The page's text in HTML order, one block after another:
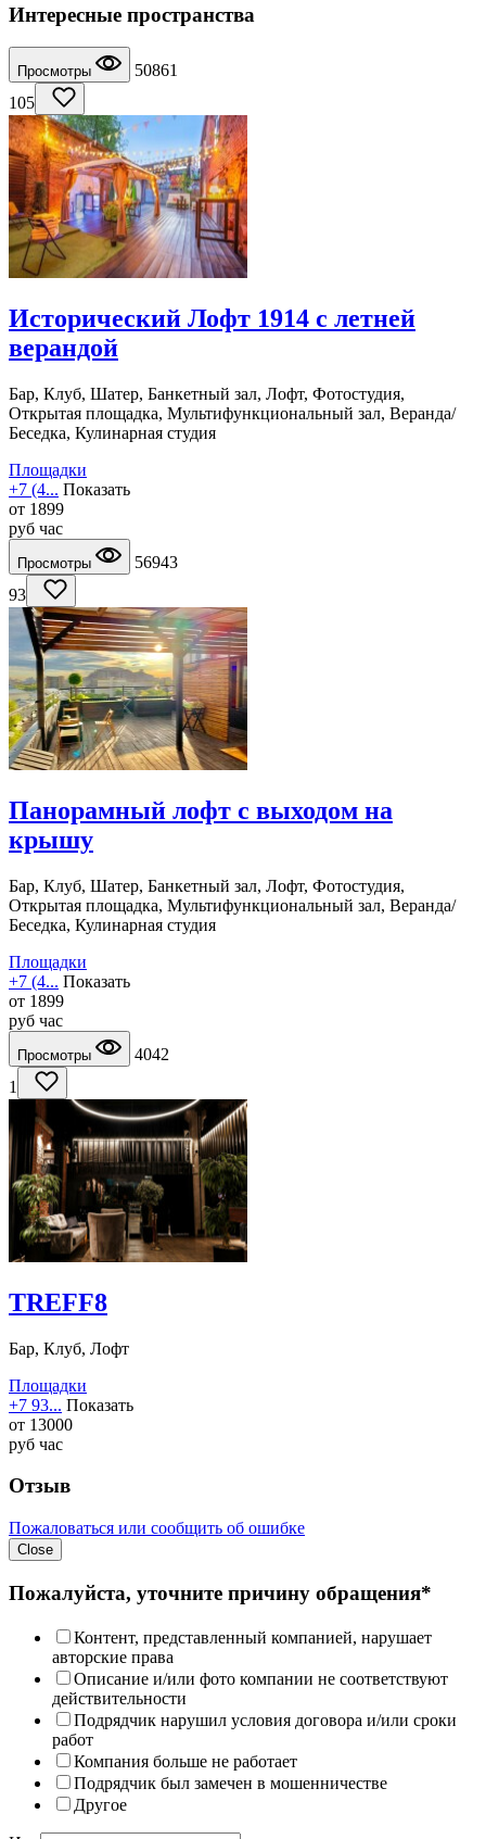
Интересные пространства
Просмотры
50861
105
Исторический Лофт 1914 с летней
верандой
Бар, Клуб, Шатер, Банкетный зал, Лофт, Фотостудия,
Открытая площадка, Мультифункциональный зал, Веранда/
Беседка, Кулинарная студия
Площадки
+7 (4... Показать
от 1899
руб час
Просмотры
56943
93
Панорамный лофт с выходом на
крышу
Бар, Клуб, Шатер, Банкетный зал, Лофт, Фотостудия,
Открытая площадка, Мультифункциональный зал, Веранда/
Беседка, Кулинарная студия
Площадки
+7 (4... Показать
от 1899
руб час
Просмотры
4042
1
TREFF8
Бар, Клуб, Лофт
Площадки
+7 93... Показать
от 13000
руб час
Отзыв
Пожаловаться или сообщить об ошибке
Close
Пожалуйста, уточните причину обращения*
Контент, представленный компанией, нарушает
авторские права
Описание и/или фото компании не соответствуют
действительности
Подрядчик нарушил условия договора и/или сроки
работ
Компания больше не работает
Подрядчик был замечен в мошенничестве
Другое